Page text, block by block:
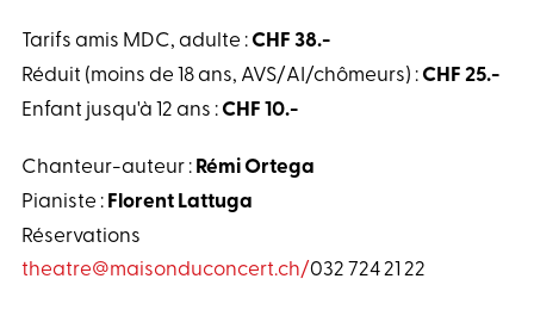
Tarifs amis MDC, adulte : CHF 38.-
Réduit (moins de 18 ans, AVS/AI/chômeurs) : CHF 25.-
Enfant jusqu'à 12 ans : CHF 10.-
Chanteur-auteur : Rémi Ortega
Pianiste : Florent Lattuga
Réservations
theatre@maisonduconcert.ch/032 724 21 22